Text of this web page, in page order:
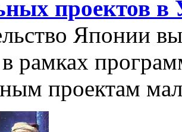
проектов в
Японии
в рамках
проектам